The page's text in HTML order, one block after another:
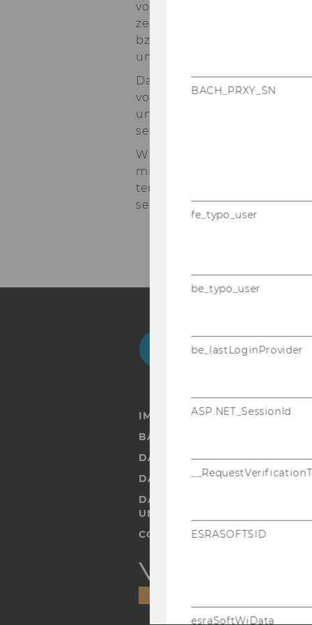
von ge­schlos­se­nen und
zentrierten, de­mo­kra­ti­sier­ten
bzw. Or­ga­ni­sa­ti­ons­for­men.
un­se­rem
Das Re­se­arch Pro­gram ist
von For­schungs­fel­dern an
und Or­ga­ni­sa­ti­on, in denen
sent ist.
Wir ver­fol­gen einen
mit welt­weit füh­ren­den
ter­neh­men zu­sam­men. Ziel
sen­schaft­li­chen Dis­kurs zu
FacebookInstagram
Blog
IMPRESSUM
DATENSCHUTZERKLÄRUNG
DATENSCHUTZERKLÄRUNG
DATENSCHUTZERKLÄRUNG
UND STUDIERENDE
COOKIE EINSTELLUNGEN
Barrierefreiheitserklärung
Webseite
BACH_PRXY_SN
fe_typo_user
be_typo_user
be_lastLoginProvider
ASP.NET_SessionId
ESRASOFTSID
esraSoftWiData